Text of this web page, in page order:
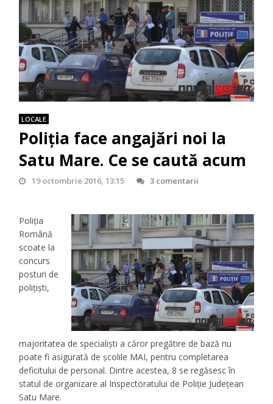
LOCALE
Poliția face angajări noi la
Satu Mare. Ce se caută acum
19 octombrie 2016, 13:15 3 comentarii
Poliția
Română
scoate la
concurs
posturi de
polițiști,
majoritatea de specialiști a căror pregătire de bază nu
poate fi asigurată de şcolile MAI, pentru completarea
deficitului de personal. Dintre acestea, 8 se regăsesc în
statul de organizare al Inspectoratului de Poliţie Judeţean
Satu Mare.